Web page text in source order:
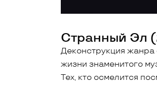
Странный Эл
Деконструкция
жизни знаменитого
Тех, кто осмелится